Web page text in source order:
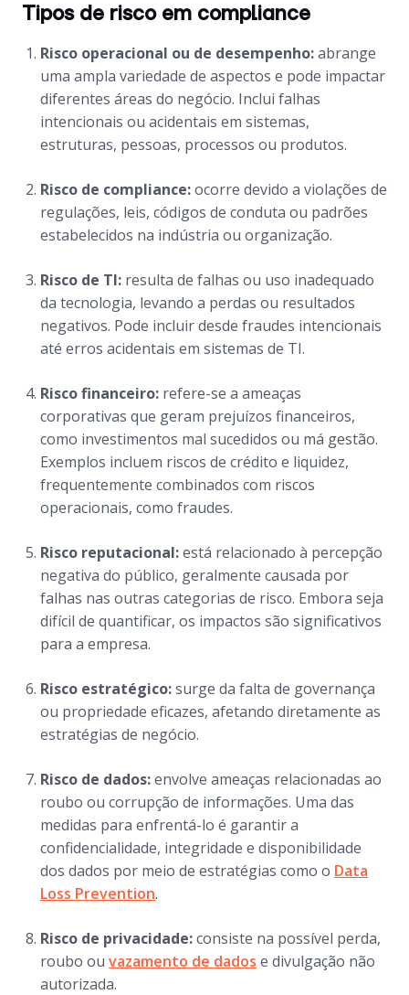
Tipos de risco em compliance
Risco operacional ou de desempenho:abrange
uma ampla variedade de aspectos e pode impactar
diferentes áreas do negócio. Inclui falhas
intencionais ou acidentais em sistemas,
estruturas, pessoas, processos ou produtos.
Risco de compliance:ocorre devido a violações de
regulações, leis, códigos de conduta ou padrões
estabelecidos na indústria ou organização.
Risco de TI: resulta de falhas ou uso inadequado
da tecnologia, levando a perdas ou resultados
negativos. Pode incluir desde fraudes intencionais
até erros acidentais em sistemas de TI.
Risco financeiro: refere-se a ameaças
corporativas que geram prejuízos financeiros,
como investimentos mal sucedidos ou má gestão.
Exemplos incluem riscos de crédito e liquidez,
frequentemente combinados com riscos
operacionais, como fraudes.
Risco reputacional:está relacionado à percepção
negativa do público, geralmente causada por
falhas nas outras categorias de risco. Embora seja
difícil de quantificar, os impactos são significativos
para a empresa.
Risco estratégico:surge da falta de governança
ou propriedade eficazes, afetando diretamente as
estratégias de negócio.
Risco de dados:envolve ameaças relacionadas ao
roubo ou corrupção de informações. Uma das
medidas para enfrentá-lo é garantir a
confidencialidade, integridade e disponibilidade
dos dados por meio de estratégias como o Data
Loss Prevention.
Risco de privacidade:consiste na possível perda,
roubo ou vazamento de dados e divulgação não
autorizada.